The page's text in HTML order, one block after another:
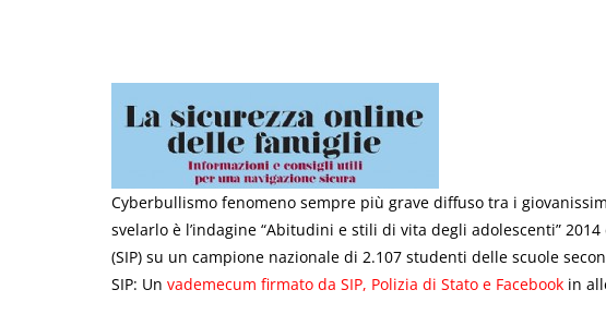
Cyberbullismo fenomeno sempre più grave diffuso tra i
svelarlo è l’indagine “Abitudini e stili di vita degli adolescenti”
(SIP) su un campione nazionale di 2.107 studenti delle scuole
SIP: Un vademecum firmato da SIP, Polizia di Stato e Facebook in